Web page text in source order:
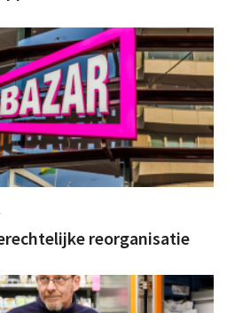
reorganisatie